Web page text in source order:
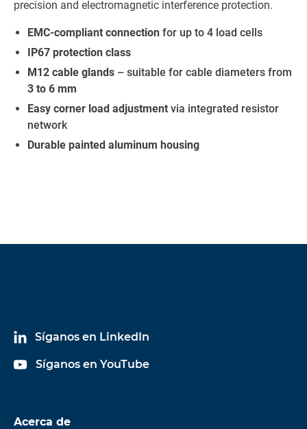
precision and electromagnetic interference protection.
EMC-compliant connection for up to 4 load cells
IP67 protection class
M12 cable glands – suitable for cable diameters from
3 to 6 mm
Easy corner load adjustment via integrated resistor
network
Durable painted aluminum housing
Síganos en LinkedIn
Síganos en YouTube
Acerca de